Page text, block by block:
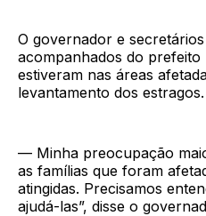
O governador e
acompanhados do prefeito
estiveram nas áreas
levantamento dos estragos.
— Minha preocupação
as famílias que foram
atingidas. Precisamos
ajudá-las”, disse o